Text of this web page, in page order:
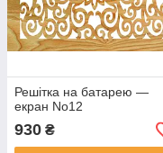
Решітка на батарею —
екран No12
930 ₴